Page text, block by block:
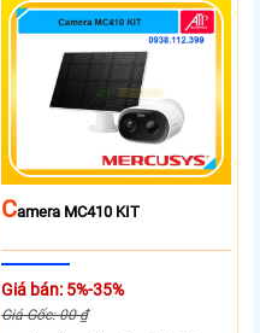
CAmera MC410 KIT
Giá bán: 5%-35%
Giá Gốc: 00 ₫